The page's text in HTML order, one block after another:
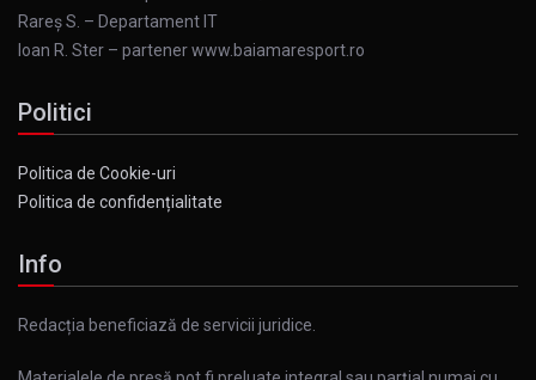
Rareș S. – Departament IT
Ioan R. Ster – partener www.baiamaresport.ro
Politici
Politica de Cookie-uri
Politica de confidențialitate
Info
Redacția beneficiază de servicii juridice.